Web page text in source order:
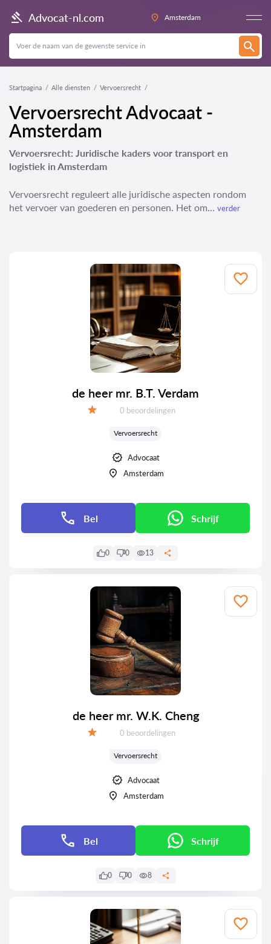
Advocat-nl.com Amsterdam
Startpagina Alle diensten Vervoersrecht
Vervoersrecht Advocaat -
Amsterdam
Vervoersrecht: Juridische kaders voor transport en
logistiek in Amsterdam
Vervoersrecht reguleert alle juridische aspecten rondom
het vervoer van goederen en personen. Het om... verder
de heer mr. B.T. Verdam
Getuigenissen:
0 beoordelingen
Vervoersrecht
Advocaat
Amsterdam
Bel Schrijf
0 0 13
de heer mr. W.K. Cheng
Getuigenissen:
0 beoordelingen
Vervoersrecht
Advocaat
Amsterdam
Bel Schrijf
0 0 8